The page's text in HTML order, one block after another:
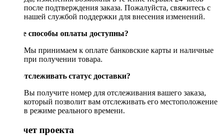
после подтверждения заказа. Пожалуйста, свяжитесь с
нашей службой поддержки для внесения изменений.
Какие способы оплаты доступны?
Мы принимаем к оплате банковские карты и наличные
при получении товара.
Как отслеживать статус доставки?
Вы получите номер для отслеживания вашего заказа,
который позволит вам отслеживать его местоположение
в режиме реального времени.
Рассчет проекта